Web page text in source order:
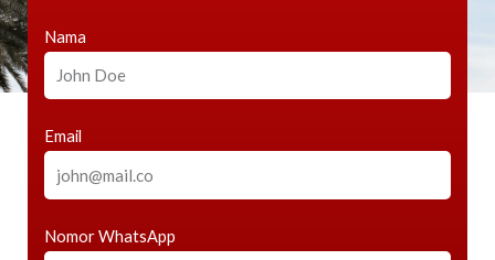
Nama
Email
Nomor WhatsApp